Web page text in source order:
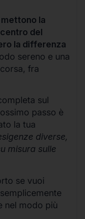
la
del
la differenza
sereno e una
fra
sul
passo è
la tua
diverse,
misura sulle
se vuoi
nel modo più